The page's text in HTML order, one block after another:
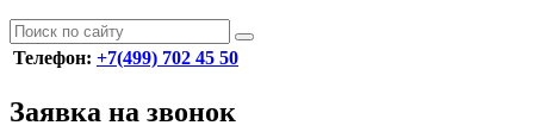
Телефон: +7(499) 702 45 50
Заявка на звонок